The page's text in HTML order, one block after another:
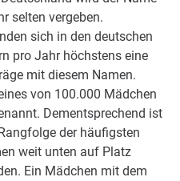
selten vergeben.
sich in den deutschen
pro Jahr höchstens eine
mit diesem Namen.
von 100.000 Mädchen
Dementsprechend ist
der häufigsten
weit unten auf Platz
Ein Mädchen mit dem